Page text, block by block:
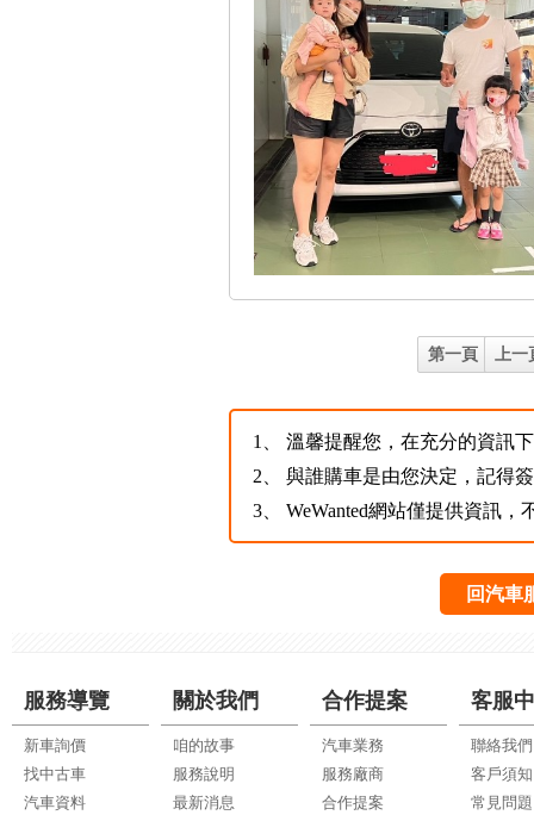
第一頁 上一
1、
溫馨提醒您，在充分的資訊
2、
與誰購車是由您決定，記得
3、
WeWanted網站僅提供資訊
回汽車
服務導覽
新車詢價
找中古車
汽車資料
關於我們
咱的故事
服務說明
最新消息
合作提案
汽車業務
服務廠商
合作提案
客服
聯絡我們
客戶須知
常見問題